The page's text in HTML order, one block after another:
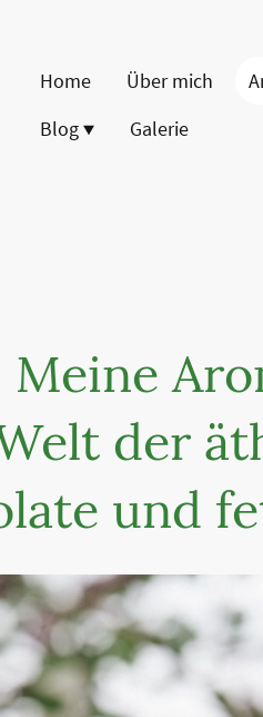
Home Über mich
Blog
Galerie
Meine
der
und